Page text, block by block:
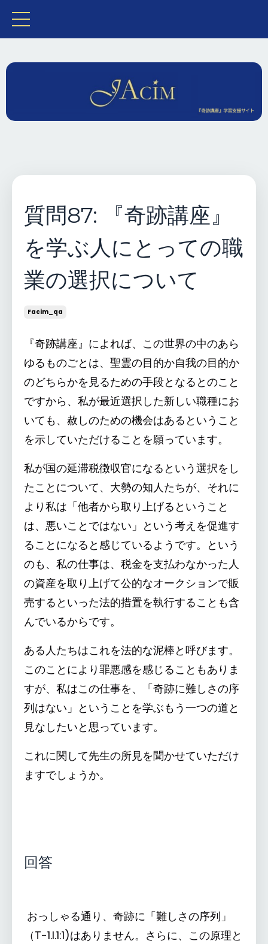
質問87: 『奇跡講座』
を学ぶ人にとっての職
業の選択について
Facim_qa
『奇跡講座』によれば、この世界の中のあら
ゆるものごとは、聖霊の目的か自我の目的か
のどちらかを見るための手段となるとのこと
ですから、私が最近選択した新しい職種にお
いても、赦しのための機会はあるということ
を示していただけることを願っています。
私が国の延滞税徴収官になるという選択をし
たことについて、大勢の知人たちが、それに
より私は「他者から取り上げるということ
は、悪いことではない」という考えを促進す
ることになると感じているようです。という
のも、私の仕事は、税金を支払わなかった人
の資産を取り上げて公的なオークションで販
売するといった法的措置を執行することも含
んでいるからです。
ある人たちはこれを法的な泥棒と呼びます。
このことにより罪悪感を感じることもありま
すが、私はこの仕事を、「奇跡に難しさの序
列はない」ということを学ぶもう一つの道と
見なしたいと思っています。
これに関して先生の所見を聞かせていただけ
ますでしょうか。
回答
おっしゃる通り、奇跡に「難しさの序列」
（T-1.I.1:1)はありません。さらに、この原理と